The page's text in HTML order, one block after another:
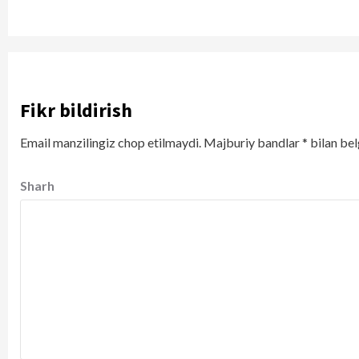
Fikr bildirish
Email manzilingiz chop etilmaydi. Majburiy bandlar* bilan
Sharh